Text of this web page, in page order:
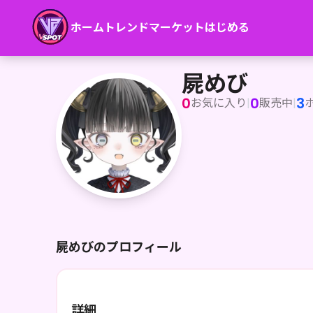
ホーム トレンドマーケットはじめる
屍めび
屍めび
0お気に入り |0販売中|3
屍めびのプロフィール